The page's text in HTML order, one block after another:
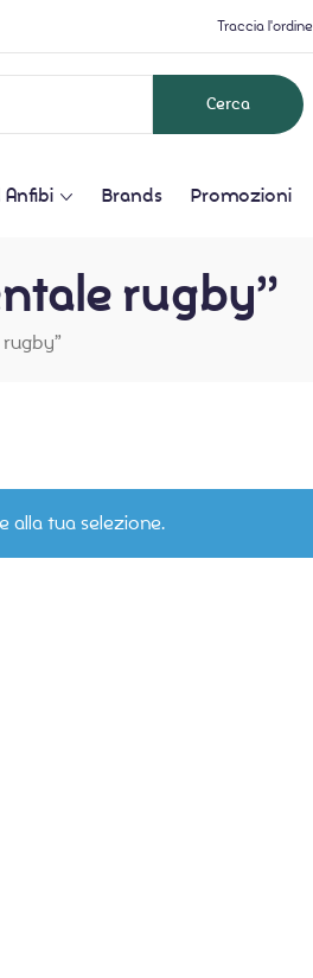
Traccia l'ordine
Anfibi Brands Promozioni
rugby”
alla tua selezione.